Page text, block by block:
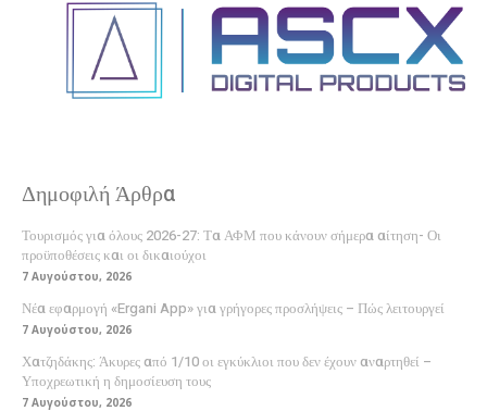
Δημοφιλή Άρθρα
Τουρισμός για όλους 2026-27: Τα ΑΦΜ που κάνουν σήμερα αίτηση- Οι
προϋποθέσεις και οι δικαιούχοι
7 Αυγούστου, 2026
Νέα εφαρμογή «Ergani App» για γρήγορες προσλήψεις – Πώς λειτουργεί
7 Αυγούστου, 2026
Χατζηδάκης: Άκυρες από 1/10 οι εγκύκλιοι που δεν έχουν αναρτηθεί –
Υποχρεωτική η δημοσίευση τους
7 Αυγούστου, 2026